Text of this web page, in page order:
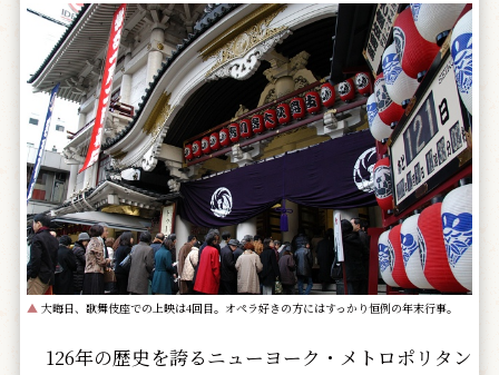
▲ 大晦日、歌舞伎座での上映は4回目。オペラ好きの方にはすっかり恒例の年末行事。
126年の歴史を誇るニューヨーク・メトロポリタン